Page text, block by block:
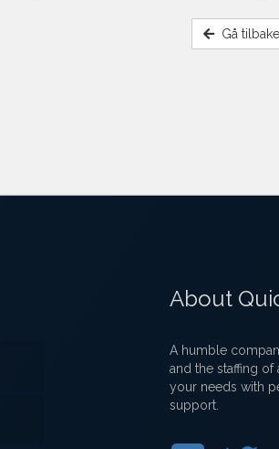
Gå
About
A humble
and the staffing
your needs with
support.